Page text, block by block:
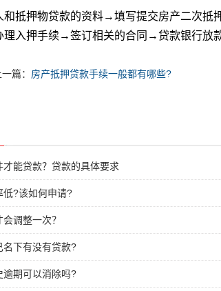
和抵押物贷款的资料→填写提交房产二次
入押手续→签订相关的合同→贷款银行放款
一篇： 房产抵押贷款手续一般都有哪些?
才能贷款？贷款的具体要求
低?该如何申请?
调整一次？
名下有没有贷款?
逾期可以消除吗?